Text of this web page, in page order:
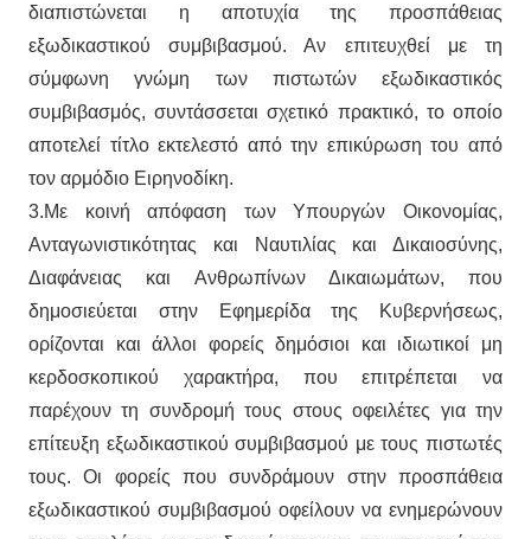
διαπιστώνεται η αποτυχία της προσπάθειας
εξωδικαστικού συμβιβασμού. Αν επιτευχθεί με τη
σύμφωνη γνώμη των πιστωτών εξωδικαστικός
συμβιβασμός, συντάσσεται σχετικό πρακτικό, το οποίο
αποτελεί τίτλο εκτελεστό από την επικύρωση του από
τον αρμόδιο Ειρηνοδίκη.
3.Με κοινή απόφαση των Υπουργών Οικονομίας,
Ανταγωνιστικότητας και Ναυτιλίας και Δικαιοσύνης,
Διαφάνειας και Ανθρωπίνων Δικαιωμάτων, που
δημοσιεύεται στην Εφημερίδα της Κυβερνήσεως,
ορίζονται και άλλοι φορείς δημόσιοι και ιδιωτικοί μη
κερδοσκοπικού χαρακτήρα, που επιτρέπεται να
παρέχουν τη συνδρομή τους στους οφειλέτες για την
επίτευξη εξωδικαστικού συμβιβασμού με τους πιστωτές
τους. Οι φορείς που συνδράμουν στην προσπάθεια
εξωδικαστικού συμβιβασμού οφείλουν να ενημερώνουν